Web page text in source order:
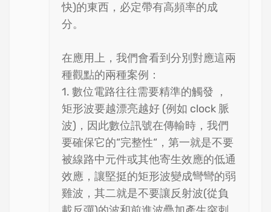
快)的東西，必定帶有高頻率的成
分。
在應用上，我們會看到分別對應這兩
種觀點的兩種案例：
1. 數位電路往往需要精準的觸發 ，
矩形波要越漂亮越好 (例如 clock 脈
波)，因此數位訊號在傳輸時，我們
要確保它的“完整性“，第一就是不要
被線路中元件或其他寄生效應的低通
效應，讓堅挺的矩形波變成彎彎的弱
雞波，其二就是不要讓反射波(從負